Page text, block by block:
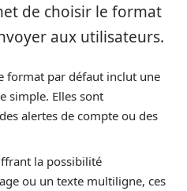
de choisir le format
aux utilisateurs.
format par défaut inclut une
simple. Elles sont
alertes de compte ou des
la possibilité
ou un texte multiligne, ces